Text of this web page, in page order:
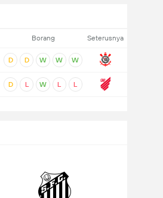
Borang Seterusnya
D D W W W
D L W L L